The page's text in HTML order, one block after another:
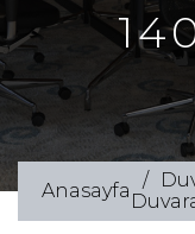
Anasayfa